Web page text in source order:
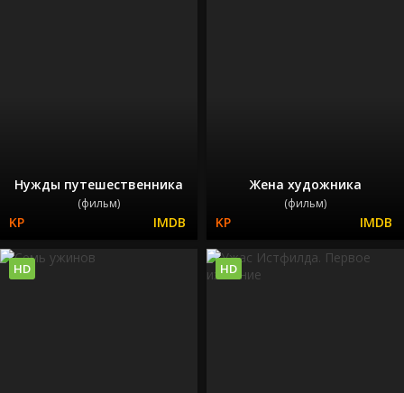
Нужды путешественника
(фильм)
Жена художника
(фильм)
HD HD